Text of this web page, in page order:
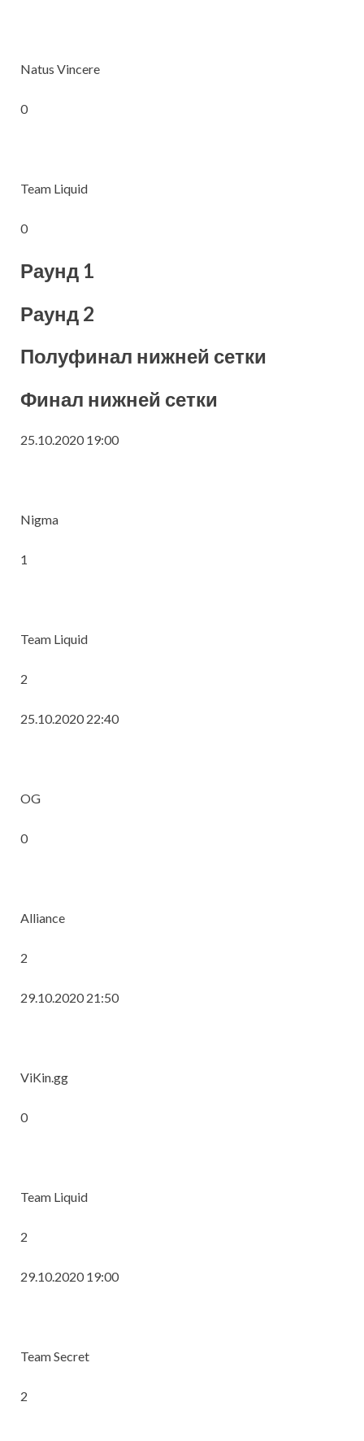
Natus Vincere
0
Team Liquid
0
Раунд 1
Раунд 2
Полуфинал нижней сетки
Финал нижней сетки
25.10.2020 19:00
Nigma
1
Team Liquid
2
25.10.2020 22:40
OG
0
Alliance
2
29.10.2020 21:50
ViKin.gg
0
Team Liquid
2
29.10.2020 19:00
Team Secret
2